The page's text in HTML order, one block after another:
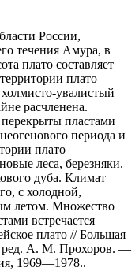
России,
течения Амура, в
плато составляет
плато
увалистый
расчленена.
пластами
периода и
плато
леса, березняки.
дуба. Климат
с холодной,
летом. Множество
встречается
плато // Большая
ред. А. М. Прохоров. —
1969—1978..